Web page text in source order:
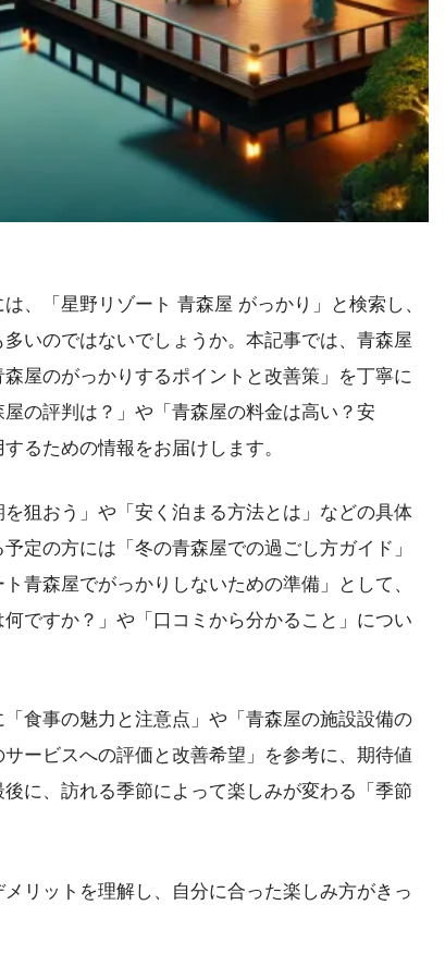
、「星野リゾート 青森屋 がっかり」と検索し、
いのではないでしょうか。本記事では、青森屋
屋のがっかりするポイントと改善策」を丁寧に
の評判は？」や「青森屋の料金は高い？安
るための情報をお届けします。
狙おう」や「安く泊まる方法とは」などの具体
定の方には「冬の青森屋での過ごし方ガイド」
青森屋でがっかりしないための準備」として、
ですか？」や「口コミから分かること」につい
食事の魅力と注意点」や「青森屋の施設設備の
ービスへの評価と改善希望」を参考に、期待値
に、訪れる季節によって楽しみが変わる「季節
リットを理解し、自分に合った楽しみ方がきっ